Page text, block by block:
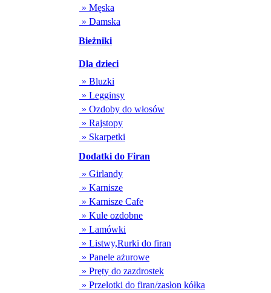
» Męska
» Damska
Bieżniki
Dla dzieci
» Bluzki
» Legginsy
» Ozdoby do włosów
» Rajstopy
» Skarpetki
Dodatki do Firan
» Girlandy
» Karnisze
» Karnisze Cafe
» Kule ozdobne
» Lamówki
» Listwy,Rurki do firan
» Panele ażurowe
» Pręty do zazdrostek
» Przelotki do firan/zasłon kółka